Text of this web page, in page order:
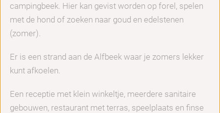
campingbeek. Hier kan gevist worden op forel, spelen
met de hond of zoeken naar goud en edelstenen
(zomer).
Er is een strand aan de Alfbeek waar je zomers lekker
kunt afkoelen.
Een receptie met klein winkeltje, meerdere sanitaire
gebouwen, restaurant met terras, speelplaats en finse